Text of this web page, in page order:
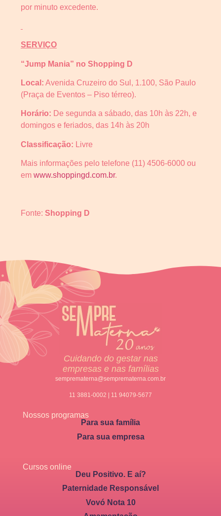
por minuto excedente.
SERVIÇO
“Jump Mania” no Shopping D
Local: Avenida Cruzeiro do Sul, 1.100, São Paulo
(Praça de Eventos – Piso térreo).
Horário: De segunda a sábado, das 10h às 22h, e
domingos e feriados, das 14h às 20h
Classificação: Livre
Mais informações pelo telefone (11) 4506-6000 ou
em www.shoppingd.com.br.
Fonte: Shopping D
Cuidando do gestar nas
empresas e nas famílias
semprematerna@semprematerna.com.br
11 3881-0002 | 11 94079-5677
Nossos programas
Para sua família
Para sua empresa
Cursos online
Deu Positivo. E aí?
Paternidade Responsável
Vovó Nota 10